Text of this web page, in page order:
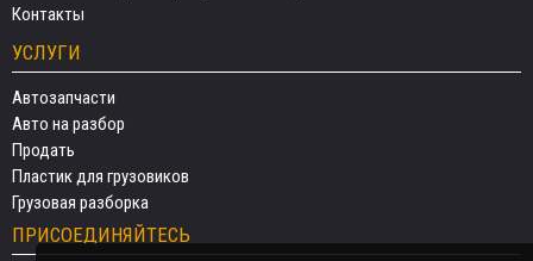
Контакты
УСЛУГИ
Автозапчасти
Авто на разбор
Продать
Пластик для грузовиков
Грузовая разборка
ПРИСОЕДИНЯЙТЕСЬ